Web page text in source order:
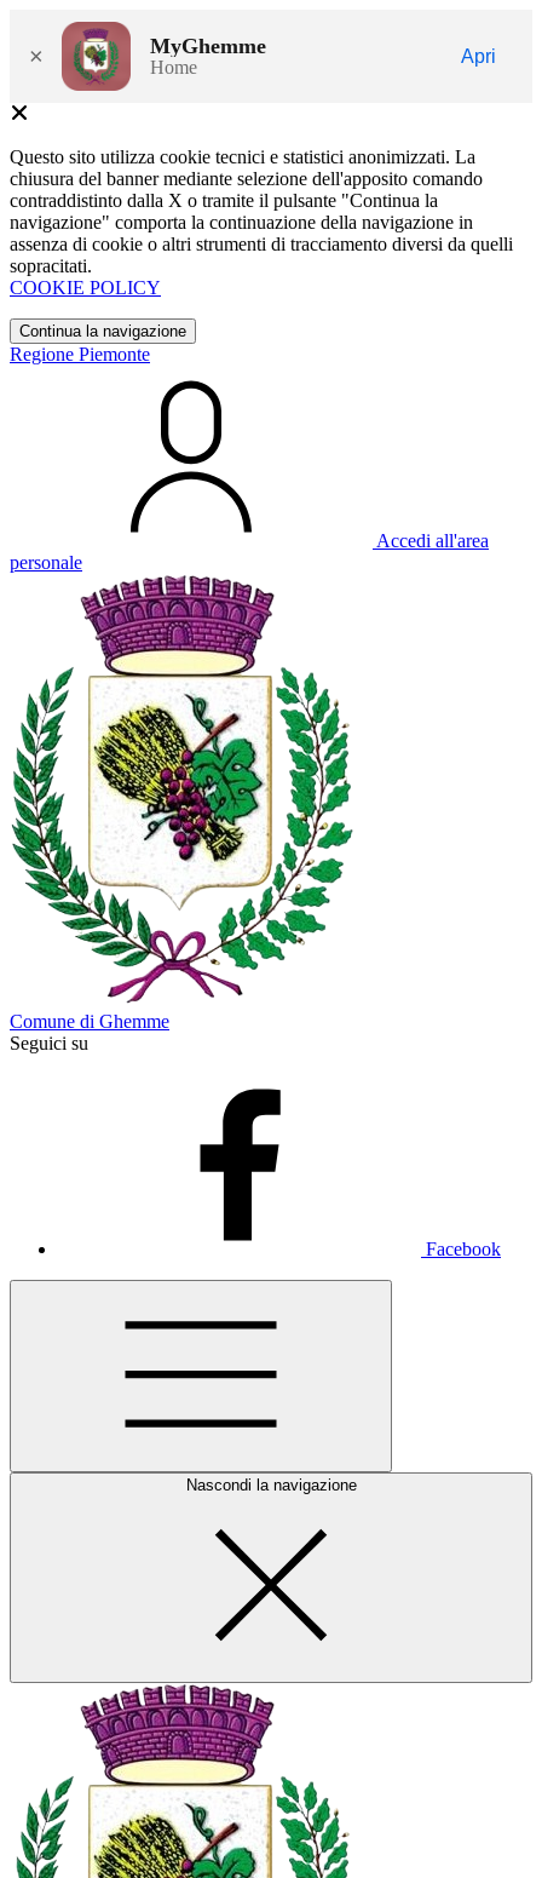
× MyGhemme
Home
Apri
Questo sito utilizza cookie tecnici e statistici anonimizzati. La
chiusura del banner mediante selezione dell'apposito comando
contraddistinto dalla X o tramite il pulsante "Continua la
navigazione" comporta la continuazione della navigazione in
assenza di cookie o altri strumenti di tracciamento diversi da quelli
sopracitati.
COOKIE POLICY
Continua la navigazione
Regione Piemonte
Accedi all'area
personale
Comune di Ghemme
Seguici su
Facebook
Nascondi la navigazione